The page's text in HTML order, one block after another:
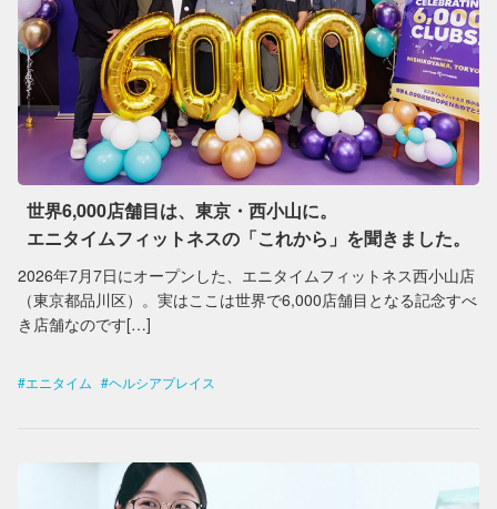
世界6,000店舗目は、東京・西小山に。
エニタイムフィットネスの「これから」を聞きました。
2026年7月7日にオープンした、エニタイムフィットネス西小山店
（東京都品川区）。実はここは世界で6,000店舗目となる記念すべ
き店舗なのです[…]
エニタイム ヘルシアプレイス